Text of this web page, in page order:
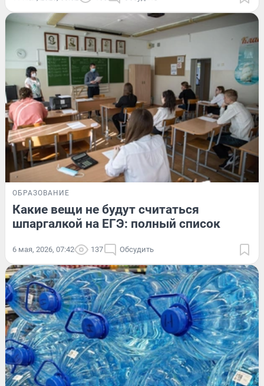
ОБРАЗОВАНИЕ
Какие вещи не будут считаться
шпаргалкой на ЕГЭ: полный список
6 мая, 2026, 07:42 137 Обсудить